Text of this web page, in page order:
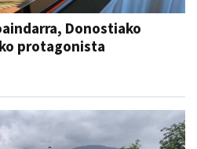
Donostiako
protagonista